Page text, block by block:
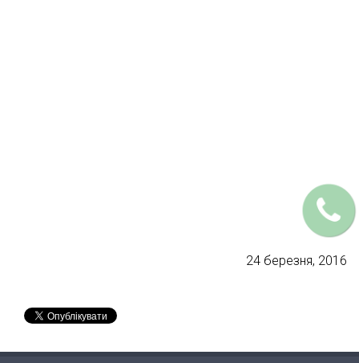
24 березня, 2016